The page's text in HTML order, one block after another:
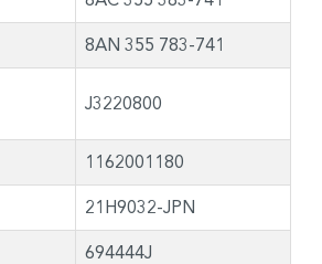
8AN 355 783-741
J3220800
1162001180
21H9032-JPN
694444J